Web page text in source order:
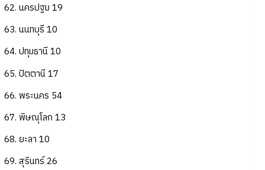
62. นครปฐม 19
63. นนทบุรี 10
64. ปทุมธานี 10
65. ปัตตานี 17
66. พระนคร 54
67. พิษณุโลก 13
68. ยะลา 10
69. สุรินทร์ 26